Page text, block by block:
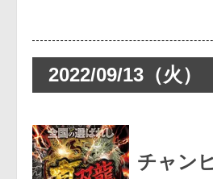
2022/09/13（火）
チャン